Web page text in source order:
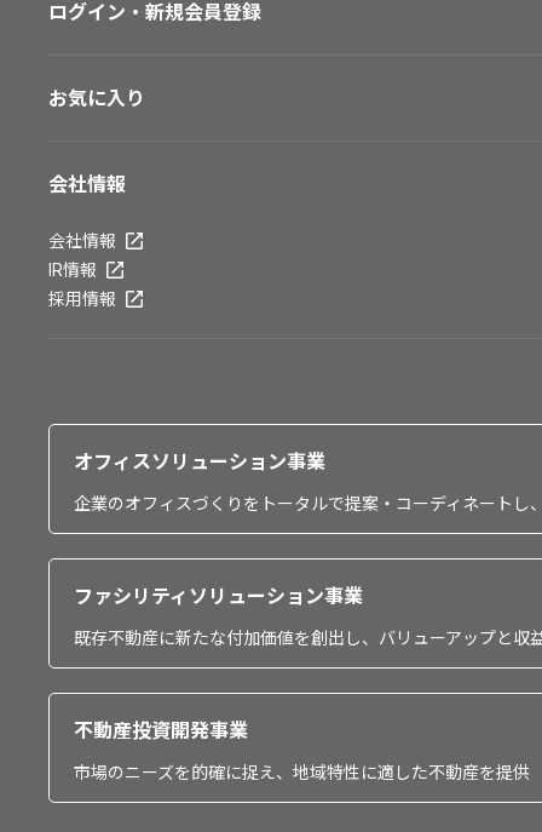
ログイン・新規会員登録
お気に入り
会社情報
会社情報
IR情報
採用情報
オフィスソリューション事業
企業のオフィスづくりをトータルで提案・コーディネート
ファシリティソリューション事業
既存不動産に新たな付加価値を創出し、バリューアップと収
不動産投資開発事業
市場のニーズを的確に捉え、地域特性に適した不動産を提供